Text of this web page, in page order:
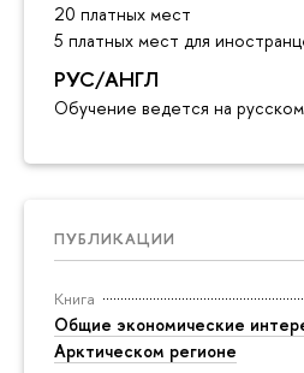
20 платных мест
5 платных мест для
РУС/АНГЛ
Обучение ведется на русском
ПУБЛИКАЦИИ
Книга
Общие экономические
Арктическом регионе